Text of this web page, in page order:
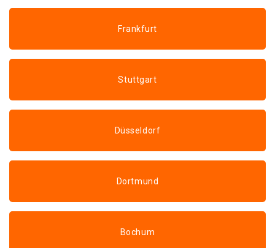
Frankfurt
Stuttgart
Düsseldorf
Dortmund
Bochum